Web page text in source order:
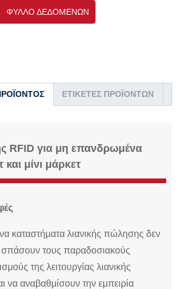
ΦΥΛΛΟ ΔΕΔΟΜΕΝΩΝ
ΕΤΙΚΈΤΕΣ ΠΡΟΪΌΝΤΩΝ
RFID για μη επανδρωμένα
μίνι μάρκετ
καταστήματα λιανικής πώλησης δεν
τους παραδοσιακούς
της λειτουργίας λιανικής
να αναβαθμίσουν την εμπειρία